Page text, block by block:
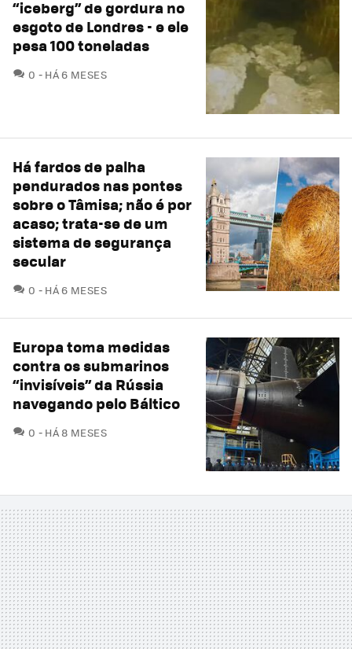
“iceberg” de gordura no
esgoto de Londres - e ele
pesa 100 toneladas
0 COMENTÁRIOS
HÁ 6 MESES
Há fardos de palha
pendurados nas pontes
sobre o Tâmisa; não é por
acaso; trata-se de um
sistema de segurança
secular
0 COMENTÁRIOS
HÁ 6 MESES
Europa toma medidas
contra os submarinos
“invisíveis” da Rússia
navegando pelo Báltico
0 COMENTÁRIOS
HÁ 8 MESES